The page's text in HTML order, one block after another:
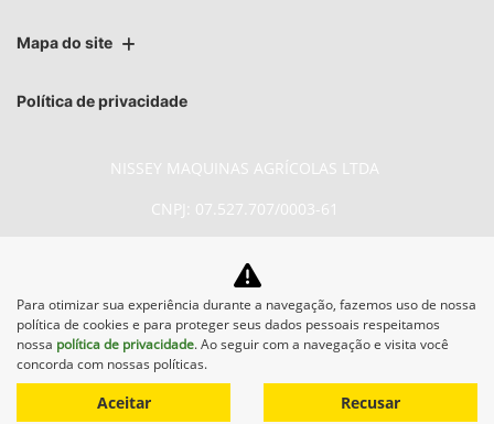
Mapa do site
Política de privacidade
NISSEY MAQUINAS AGRÍCOLAS LTDA
CNPJ: 07.527.707/0003-61
No trânsito, enxergar o outro salva
vidas.
Desenvolvido pela DEALERSPACE ® Direitos Reservados.
Para otimizar sua experiência durante a navegação, fazemos uso de nossa
política de cookies e para proteger seus dados pessoais respeitamos
nossa política de privacidade. Ao seguir com a navegação e visita você
concorda com nossas políticas.
Aceitar Recusar